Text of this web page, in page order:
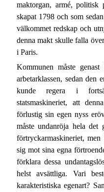
maktorgan, armé, politisk
skapat 1798 och som
välkommet redskap och
denna makt skulle falla
i Paris.
Kommunen måste
arbetarklassen, sedan
kunde regera i
statsmaskineriet, att
förlustig sin egen nyss
måste undanröja hela det
förtryckarmaskineriet, men
sig mot sina egna
förklara dessa
helst avsättliga. Vari
karakteristiska egenart?